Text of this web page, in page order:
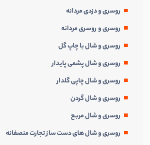
روسری و دزدی مردانه
روسری و روسری مردانه
روسری و شال با چاپ گل
روسری و شال پشمی پایدار
روسری و شال چاپی گلدار
روسری و شال گردن
روسری و شال مربع
روسری و شال های دست ساز تجارت منصفانه